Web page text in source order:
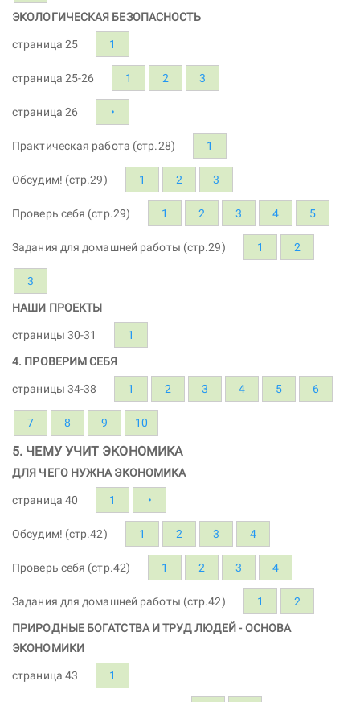
ЭКОЛОГИЧЕСКАЯ БЕЗОПАСНОСТЬ
страница 25 1
страница 25-26 1 2 3
страница 26 •
Практическая работа (стр.28) 1
Обсудим! (стр.29) 1 2 3
Проверь себя (стр.29) 1 2 3 4 5
Задания для домашней работы (стр.29) 1 2
3
НАШИ ПРОЕКТЫ
страницы 30-31 1
4. ПРОВЕРИМ СЕБЯ
страницы 34-38 1 2 3 4 5 6
7 8 9 10
5. ЧЕМУ УЧИТ ЭКОНОМИКА
ДЛЯ ЧЕГО НУЖНА ЭКОНОМИКА
страница 40 1 •
Обсудим! (стр.42) 1 2 3 4
Проверь себя (стр.42) 1 2 3 4
Задания для домашней работы (стр.42) 1 2
ПРИРОДНЫЕ БОГАТСТВА И ТРУД ЛЮДЕЙ - ОСНОВА
ЭКОНОМИКИ
страница 43 1